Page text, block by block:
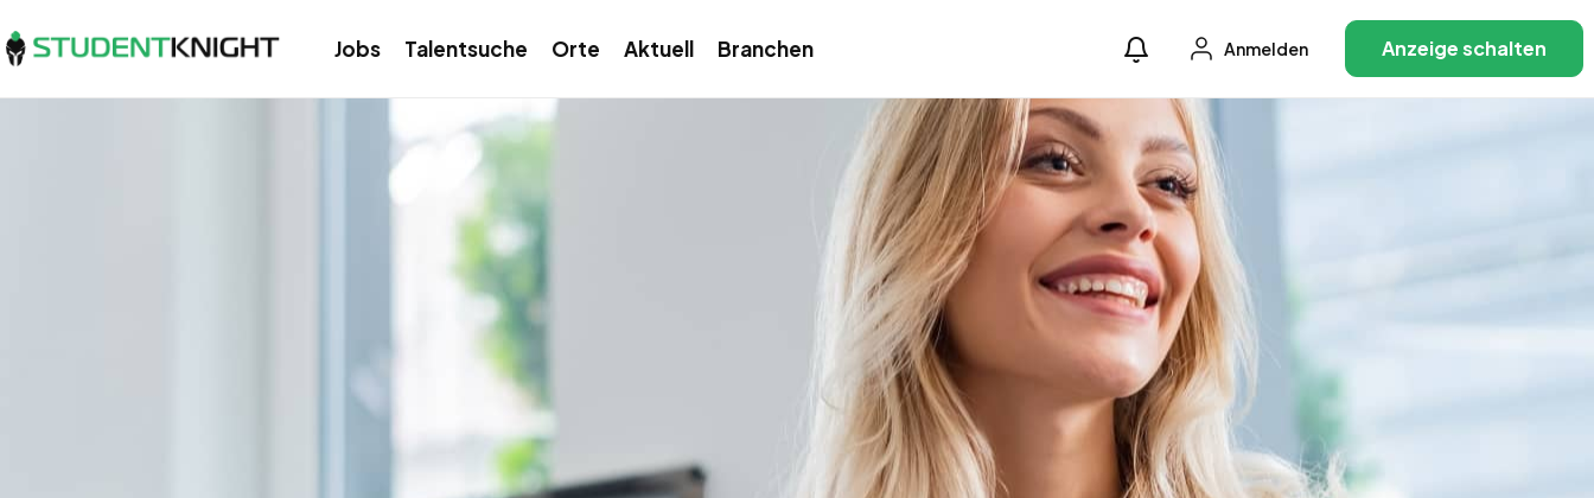
Jobs Talentsuche Orte Aktuell Branchen Anmelden Anzeige schalten